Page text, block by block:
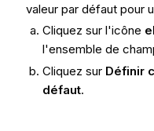
valeur par défaut pour
Cliquez sur l'icône
l'ensemble de
Cliquez sur Définir
défaut.